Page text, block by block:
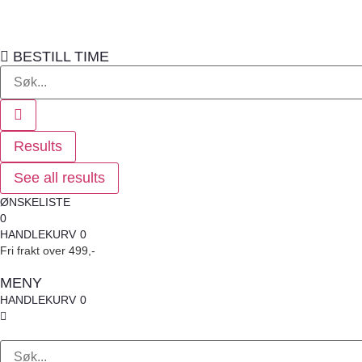
BESTILL TIME
Search
Results
See all results
ØNSKELISTE
0
HANDLEKURV 0
Fri frakt over 499,-
MENY
HANDLEKURV 0
Search